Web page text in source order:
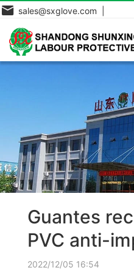
sales@sxglove.com |
Guantes
PVC anti-
2022/12/05 16:54